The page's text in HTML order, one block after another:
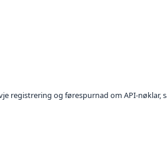
registrering og førespurnad om API-